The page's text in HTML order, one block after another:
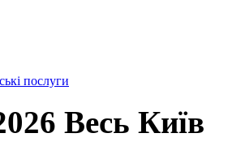
послуги
Весь Київ